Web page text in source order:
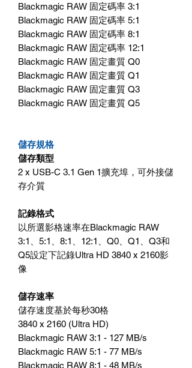
Blackmagic RAW 固定碼率 3:1
Blackmagic RAW 固定碼率 5:1
Blackmagic RAW 固定碼率 8:1
Blackmagic RAW 固定碼率 12:1
Blackmagic RAW 固定畫質 Q0
Blackmagic RAW 固定畫質 Q1
Blackmagic RAW 固定畫質 Q3
Blackmagic RAW 固定畫質 Q5
儲存規格
儲存類型
2 x USB-C 3.1 Gen 1擴充埠，可外接儲
存介質
記錄格式
以所選影格速率在Blackmagic RAW
3:1、5:1、8:1、12:1、Q0、Q1、Q3和
Q5設定下記錄Ultra HD 3840 x 2160影
像
儲存速率
儲存速度基於每秒30格
3840 x 2160 (Ultra HD)
Blackmagic RAW 3:1 - 127 MB/s
Blackmagic RAW 5:1 - 77 MB/s
Blackmagic RAW 8:1 - 48 MB/s